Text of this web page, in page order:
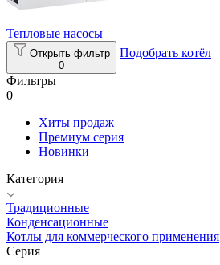
Тепловые насосы
Открыть фильтр
0
Подобрать котёл
Фильтры
0
Хиты продаж
Премиум серия
Новинки
Категория
Традиционные
Конденсационные
Котлы для коммерческого применения
Серия